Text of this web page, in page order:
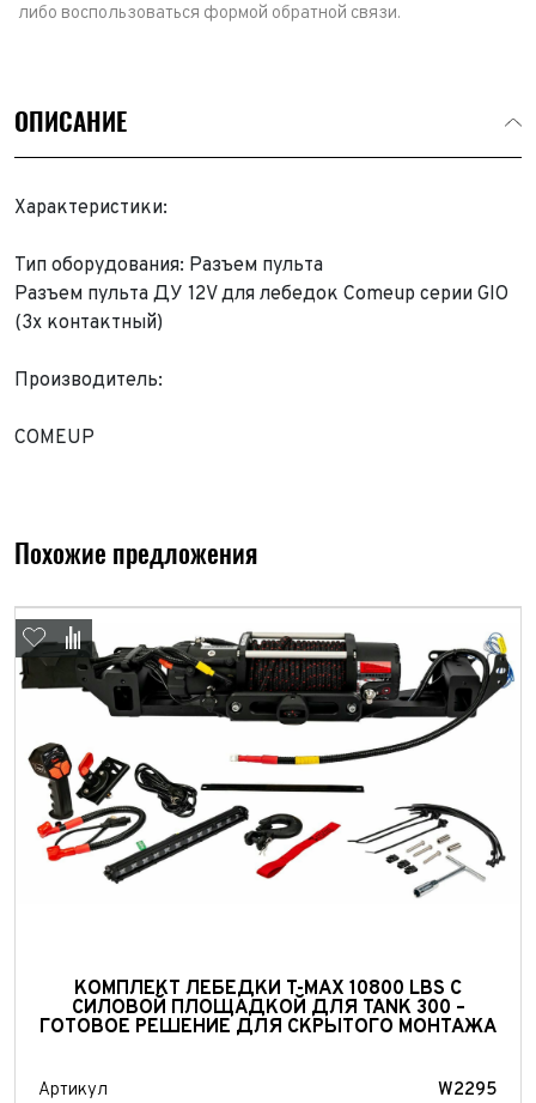
либо воспользоваться формой обратной связи.
ОПИСАНИЕ
Характеристики:
Тип оборудования: Разъем пульта
Разъем пульта ДУ 12V для лебедок Comeup серии GIO
(3х контактный)
Производитель:
COMEUP
Похожие предложения
КОМПЛЕКТ ЛЕБЕДКИ T-MAX 10800 LBS С
СИЛОВОЙ ПЛОЩАДКОЙ ДЛЯ TANK 300 –
ГОТОВОЕ РЕШЕНИЕ ДЛЯ СКРЫТОГО МОНТАЖА
Артикул W2295
Обратная связь
ФИО*
Телефон*
Заявка на оценку
ФИО*